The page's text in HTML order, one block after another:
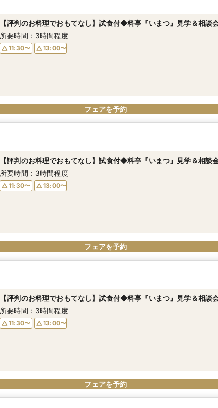
【評判のお料理でおもてなし】試食付◆料亭『いまつ』見学＆相談
所要時間：3時間程度
11:30〜 13:00〜
フェアを予約
【評判のお料理でおもてなし】試食付◆料亭『いまつ』見学＆相談
所要時間：3時間程度
11:30〜 13:00〜
フェアを予約
【評判のお料理でおもてなし】試食付◆料亭『いまつ』見学＆相談
所要時間：3時間程度
11:30〜 13:00〜
フェアを予約